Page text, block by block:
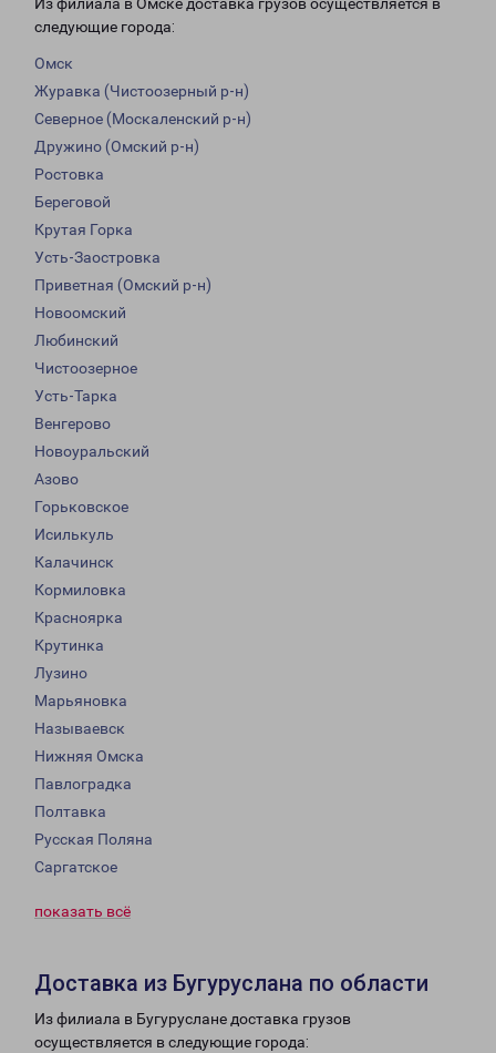
Из филиала в Омске доставка грузов осуществляется в
следующие города:
Омск
Журавка (Чистоозерный р-н)
Северное (Москаленский р-н)
Дружино (Омский р-н)
Ростовка
Береговой
Крутая Горка
Усть-Заостровка
Приветная (Омский р-н)
Новоомский
Любинский
Чистоозерное
Усть-Тарка
Венгерово
Новоуральский
Азово
Горьковское
Исилькуль
Калачинск
Кормиловка
Красноярка
Крутинка
Лузино
Марьяновка
Называевск
Нижняя Омска
Павлоградка
Полтавка
Русская Поляна
Саргатское
показать всё
Доставка из Бугуруслана по области
Из филиала в Бугуруслане доставка грузов
осуществляется в следующие города: